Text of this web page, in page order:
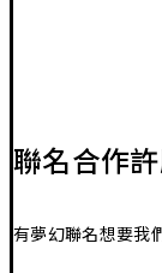
聯名合作
有夢幻聯名想要我